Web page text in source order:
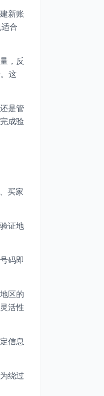
新账
合
，反
这
是管
成验
买家
证地
码即
区的
活性
信息
绕过